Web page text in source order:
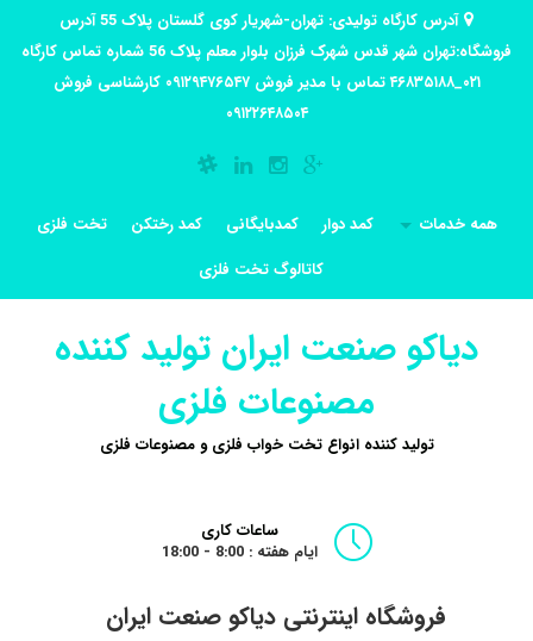
آدرس کارگاه تولیدی: تهران-شهریار کوی گلستان پلاک 55 آدرس
فروشگاه:تهران شهر قدس شهرک فرزان بلوار معلم پلاک 56 شماره تماس کارگاه
۰۲۱_۴۶۸۳۵۱۸۸ تماس با مدیر فروش ۰۹۱۲۹۴۷۶۵۴۷ کارشناسی فروش
۰۹۱۲۲۶۴۸۵۰۴
همه خدمات کمد دوار کمدبایگانی کمد رختکن
تخت فلزی
کاتالوگ تخت فلزی
دیاکو صنعت ایران تولید کننده
مصنوعات فلزی
تولید کننده انواع تخت خواب فلزی و مصنوعات فلزی
ساعات کاری
ایام هفته : 8:00 - 18:00
فروشگاه اینترنتی دیاکو صنعت ایران